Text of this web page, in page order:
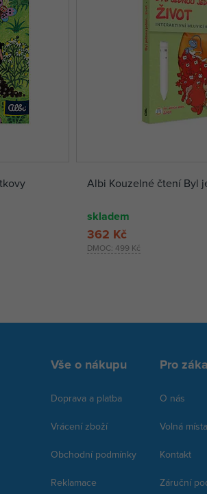
Albi Kouzelné čtení Byl
skladem
DMOC: 499 Kč
362 Kč
Vše o nákupu
Doprava a platba
Vrácení zboží
Obchodní podmínky
Reklamace
Pro
O nás
Volná místa
Kontakt
Záruční